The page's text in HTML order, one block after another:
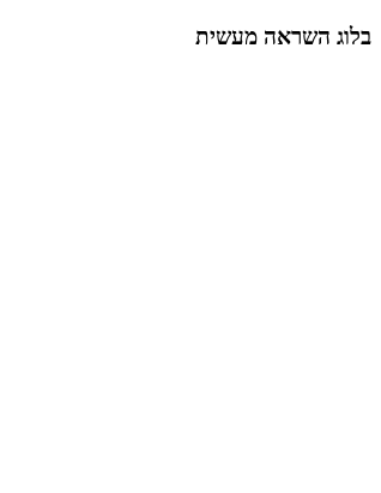
בלוג השראה מעשית